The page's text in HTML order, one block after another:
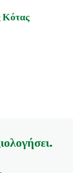
Κότας